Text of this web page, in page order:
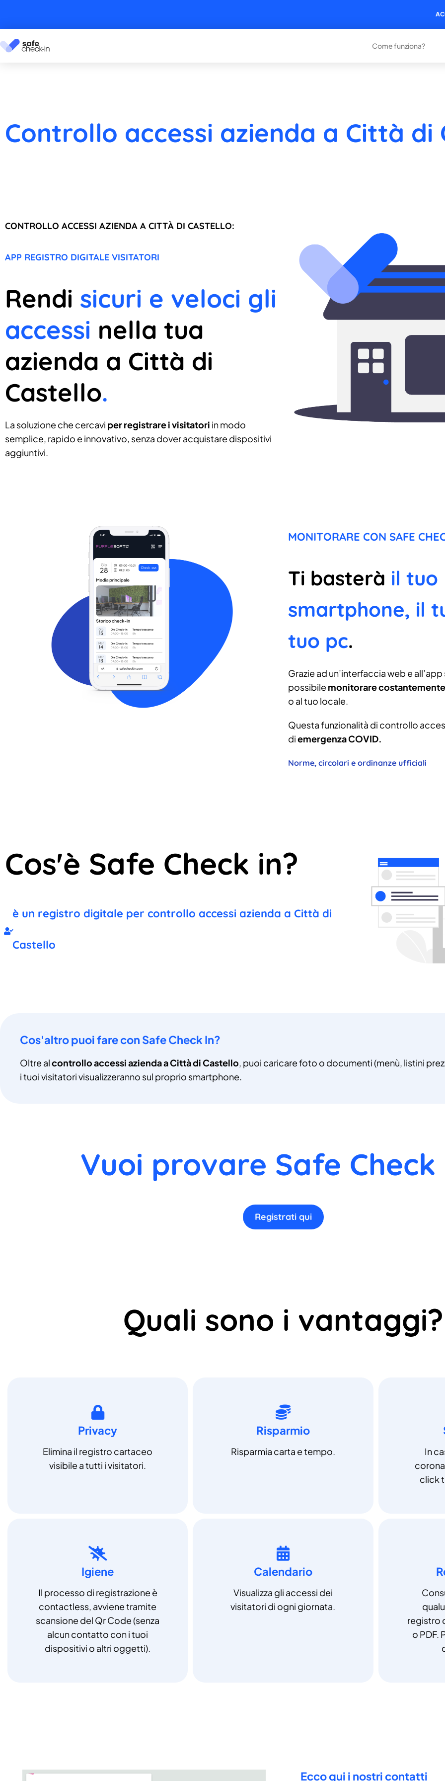
Come funziona?
Controllo accessi azienda a Città di
CONTROLLO ACCESSI AZIENDA A CITTÀ DI CASTELLO:
APP REGISTRO DIGITALE VISITATORI
Rendi sicuri e veloci gli
accessi nella tua
azienda a Città di
Castello.
La soluzione che cercavi per registrare i visitatori in modo
semplice, rapido e innovativo, senza dover acquistare dispositivi
aggiuntivi.
MONITORARE CON SAFE
Ti basterà il tuo
smartphone, il
tuo pc.
Grazie ad un’interfaccia web e
possibile monitorare
o al tuo locale.
Questa funzionalità di controllo
diemergenza COVID.
Norme, circolari e ordinanze ufficiali
Cos'è Safe Check in?
è un registro digitale per controllo accessi azienda a Città di
Castello
Cos'altro puoi fare con Safe Check In?
Oltre alcontrollo accessi azienda a Città di Castello, puoi caricare foto o documenti (menù, listini
i tuoi visitatori visualizzeranno sul proprio smartphone.
Vuoi provare Safe Check
Registrati qui
Quali sono i vantaggi?
Privacy
Elimina il registro cartaceo
visibile a tutti i visitatori.
Risparmio
Risparmia carta e tempo.
In
click
Igiene
Il processo di registrazione è
contactless, avviene tramite
scansione del Qr Code (senza
alcun contatto con i tuoi
dispositivi o altri oggetti).
Calendario
Visualizza gli accessi dei
visitatori di ogni giornata.
registro
o PDF.
Ecco qui i nostri contatti